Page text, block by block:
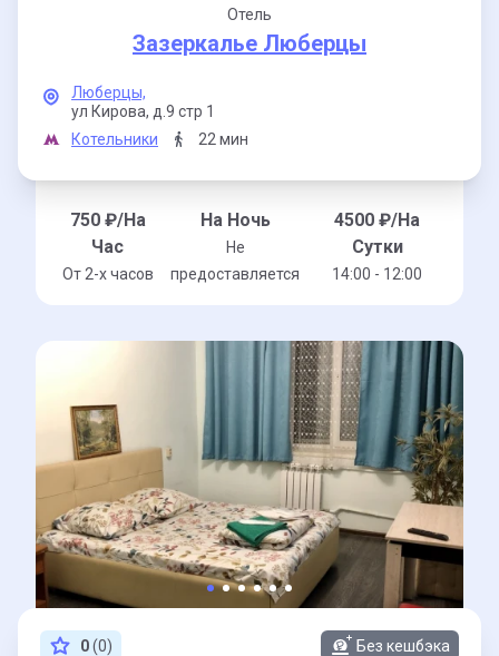
Отель
Зазеркалье Люберцы
Люберцы,
ул Кирова, д.9 стр 1
Котельники
22 мин
750₽/На
Час
От 2-x часов
На Ночь
Не
предоставляется
4500 ₽/На
Сутки
14:00 - 12:00
0(0) Без кешбэка